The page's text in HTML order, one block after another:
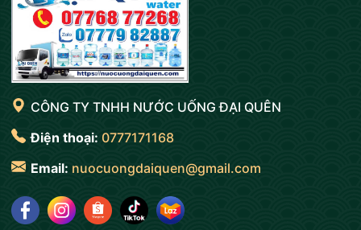
CÔNG TY TNHH NƯỚC UỐNG ĐẠI QUÊN
Điện thoại: 0777171168
Email: nuocuongdaiquen@gmail.com